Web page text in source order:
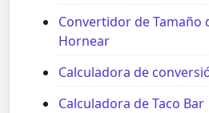
Convertidor de Tamaño
Hornear
Calculadora de
Calculadora de Taco Bar